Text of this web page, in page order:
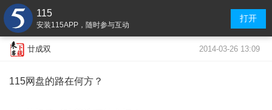
115
安装115APP，随时参与互动
打开
廿成双 2014-03-26 13:09
115网盘的路在何方？